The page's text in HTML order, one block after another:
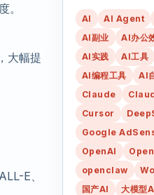
。
大幅提
E、
AI AI Agent
AI副业
AI办公
AI实践
AI工具
AI编程工具
AI
Claude
Cursor
Google
OpenAI
openclaw
国产AI
大模型